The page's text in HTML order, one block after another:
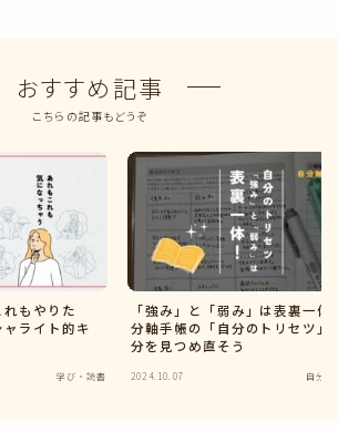
おすすめ記事
こちらの記事もどうぞ
れもやりた
ライト的キ
学び・読書
「強み」と「弱み」は表裏一体
分軸手帳の「自分のトリセツ」
分を見つめ直そう
2024.10.07 自分